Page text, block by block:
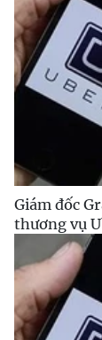
Giám đốc
thương vụ